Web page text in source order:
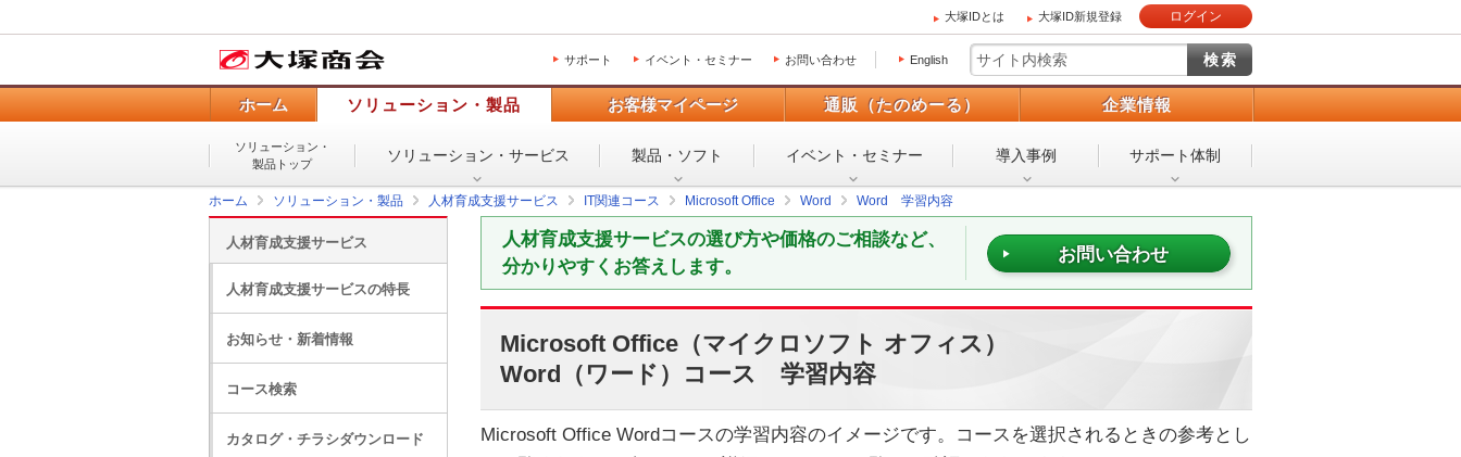
大塚IDとは 大塚ID新規登録 ログイン
サポート イベント・セミナー お問い合わせ English
ホーム ソリューション・製品 お客様マイページ 通販（たのめーる） 企業情報
ソリューション・
製品トップ
ソリューション・ サービス 製品・ソフト イベント・ セミナー 導入事例 サポート体制
ホーム ソリューション・製品 人材育成支援サービス IT関連コース Microsoft Office Word Word 学習内容
人材育成支援サービスの選び方や価格のご相談など、
分かりやすくお答えします。
お問い合わせ
Microsoft Office（マイクロソフト オフィス）
Word（ワード）コース 学習内容
Microsoft Office Wordコースの学習内容のイメージです。コースを選択されるときの参考とし
人材育成支援サービス
人材育成支援サービスの特長
お知らせ・新着情報
コース検索
カタログ・チラシダウンロード